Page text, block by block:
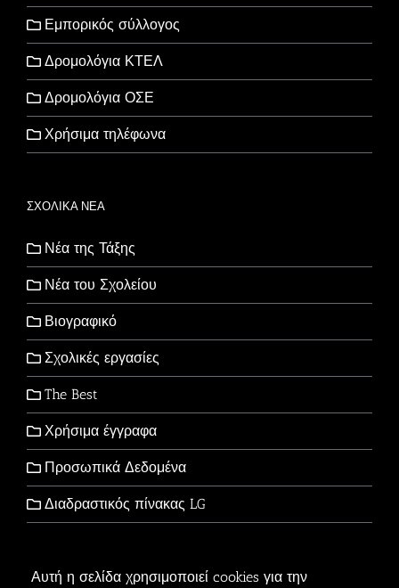
Αυτή η σελίδα χρησιμοποιεί cookies για την
Εμπορικός σύλλογος
Δρομολόγια ΚΤΕΛ
Δρομολόγια ΟΣΕ
Χρήσιμα τηλέφωνα
ΣΧΟΛΙΚΑ ΝΕΑ
Νέα της Τάξης
Νέα του Σχολείου
Βιογραφικό
Σχολικές εργασίες
The Best
Χρήσιμα έγγραφα
Προσωπικά Δεδομένα
Διαδραστικός πίνακας LG